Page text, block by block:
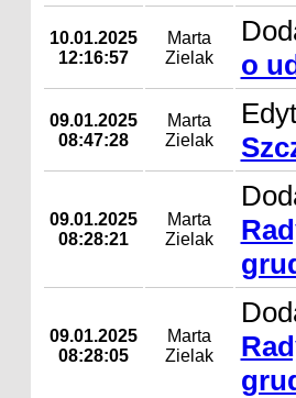
10.01.2025
12:16:57
Marta
Zielak
o
09.01.2025
08:47:28
Marta
Zielak
09.01.2025
08:28:21
Marta
Zielak
09.01.2025
08:28:05
Marta
Zielak